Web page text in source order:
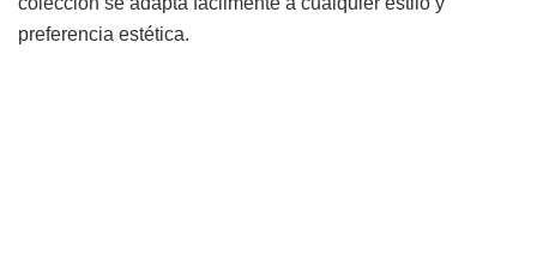
preferencia estética.